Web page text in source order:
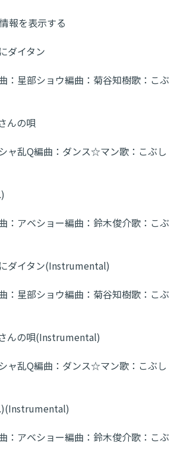
報を表示する
ダイタン
： 星部ショウ編曲： 菊谷知樹歌： こぶ
んの唄
シャ乱Q編曲： ダンス☆マン歌： こぶし
： アベショー編曲： 鈴木俊介歌： こぶ
ダイタン(Instrumental)
： 星部ショウ編曲： 菊谷知樹歌： こぶ
んの唄(Instrumental)
シャ乱Q編曲： ダンス☆マン歌： こぶし
(Instrumental)
： アベショー編曲： 鈴木俊介歌： こぶ